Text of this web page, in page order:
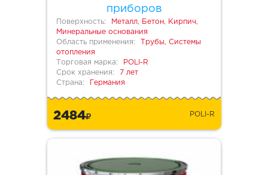
приборов
Поверхность:
Металл, Бетон, Кирпич,
Минеральные основания
Область применения:
Трубы, Системы
отопления
Торговая марка:
POLI-R
Срок хранения:
7 лет
Страна:
Германия
2484 POLI-R